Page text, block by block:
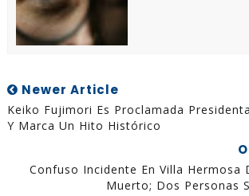
Newer Article
Keiko Fujimori Es Proclamada
Y Marca Un Hito Histórico
Confuso Incidente En Villa Hermosa
Muerto; Dos Personas